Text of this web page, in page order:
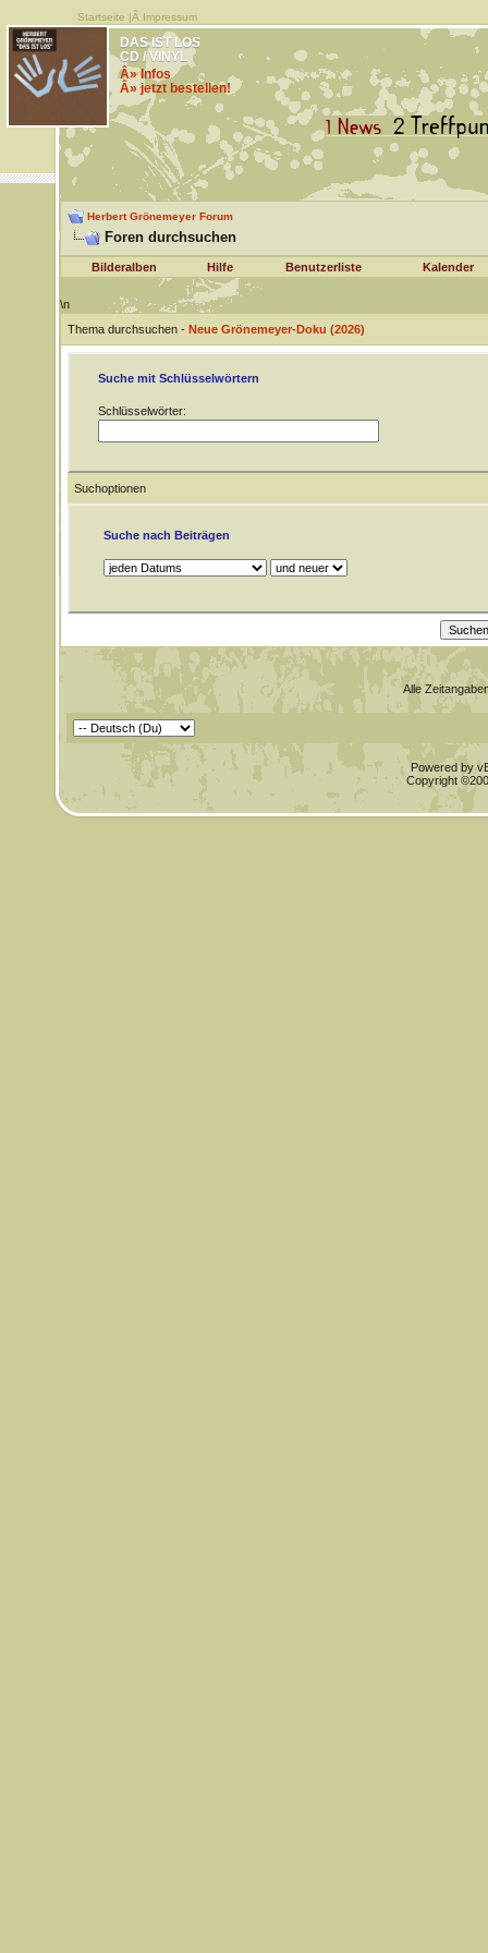
Startseite |Â Impressum
DAS IST LOS
CD / VINYL
Â» Infos
Â» jetzt bestellen!
Herbert Grönemeyer Forum
Foren durchsuchen
Bilderalben Hilfe Benutzerliste Kalender
\n
Thema durchsuchen - Neue Grönemeyer-Doku (2026)
Suche mit Schlüsselwörtern
Schlüsselwörter:
Suchoptionen
Suche nach Beiträgen
Alle
Powered by
Copyright